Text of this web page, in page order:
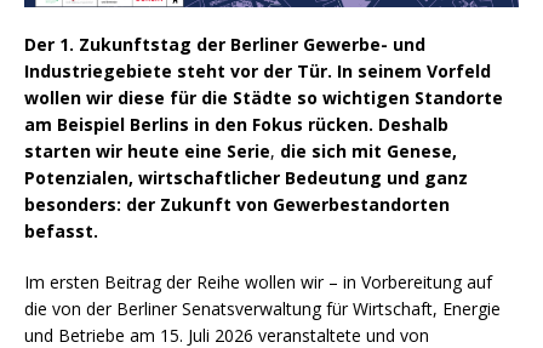
Der 1. Zukunftstag der Berliner Gewerbe- und
Industriegebiete steht vor der Tür. In seinem Vorfeld
wollen wir diese für die Städte so wichtigen Standorte
am Beispiel Berlins in den Fokus rücken. Deshalb
starten wir heute eine Serie, die sich mit Genese,
Potenzialen, wirtschaftlicher Bedeutung und ganz
besonders: der Zukunft von Gewerbestandorten
befasst.
Im ersten Beitrag der Reihe wollen wir – in Vorbereitung auf
die von der Berliner Senatsverwaltung für Wirtschaft, Energie
und Betriebe am 15. Juli 2026 veranstaltete und von